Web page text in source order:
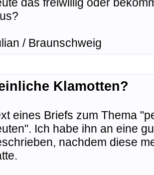
/ Braunschweig
Klamotten?
eines Briefs zum Thema
Ich habe ihn an eine
nachdem diese